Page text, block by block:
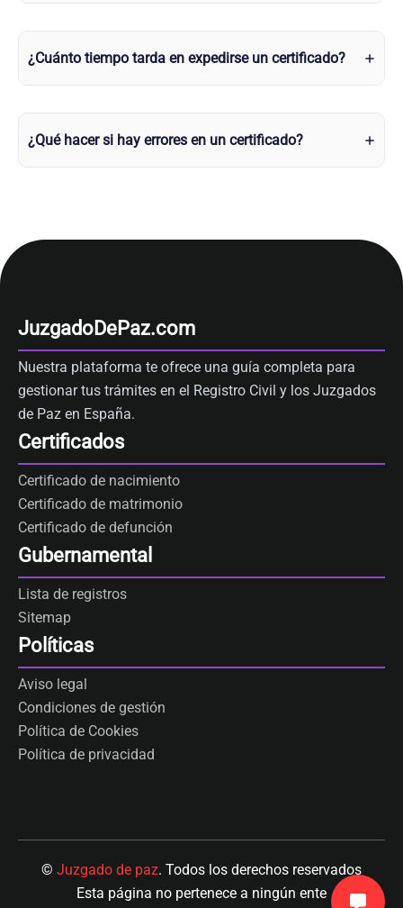
¿Cuánto tiempo tarda en expedirse un certificado?
¿Qué hacer si hay errores en un certificado?
JuzgadoDePaz.com
Nuestra plataforma te ofrece una guía completa para
gestionar tus trámites en el Registro Civil y los Juzgados
de Paz en España.
Certificados
Certificado de nacimiento
Certificado de matrimonio
Certificado de defunción
Gubernamental
Lista de registros
Sitemap
Políticas
Aviso legal
Condiciones de gestión
Política de Cookies
Política de privacidad
© Juzgado de paz. Todos los derechos reservados
Esta página no pertenece a ningún ente